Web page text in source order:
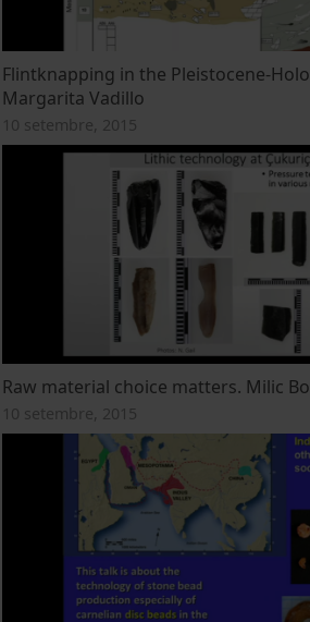
Flintknapping in the Pleistocene-
Margarita Vadillo
10 setembre, 2015
Raw material choice matters. Milic
10 setembre, 2015